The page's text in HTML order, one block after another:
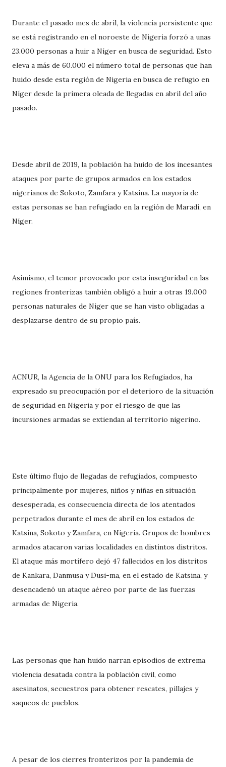
Durante el pasado mes de abril, la violencia persistente que
se está registrando en el noroeste de Nigeria forzó a unas
23.000 personas a huir a Níger en busca de seguridad. Esto
eleva a más de 60.000 el número total de personas que han
huido desde esta región de Nigeria en busca de refugio en
Níger desde la primera oleada de llegadas en abril del año
pasado.
Desde abril de 2019, la población ha huido de los incesantes
ataques por parte de grupos armados en los estados
nigerianos de Sokoto, Zamfara y Katsina. La mayoría de
estas personas se han refugiado en la región de Maradi, en
Níger.
Asimismo, el temor provocado por esta inseguridad en las
regiones fronterizas también obligó a huir a otras 19.000
personas naturales de Níger que se han visto obligadas a
desplazarse dentro de su propio país.
ACNUR, la Agencia de la ONU para los Refugiados, ha
expresado su preocupación por el deterioro de la situación
de seguridad en Nigeria y por el riesgo de que las
incursiones armadas se extiendan al territorio nigerino.
Este último flujo de llegadas de refugiados, compuesto
principalmente por mujeres, niños y niñas en situación
desesperada, es consecuencia directa de los atentados
perpetrados durante el mes de abril en los estados de
Katsina, Sokoto y Zamfara, en Nigeria. Grupos de hombres
armados atacaron varias localidades en distintos distritos.
El ataque más mortífero dejó 47 fallecidos en los distritos
de Kankara, Danmusa y Dusi-ma, en el estado de Katsina, y
desencadenó un ataque aéreo por parte de las fuerzas
armadas de Nigeria.
Las personas que han huido narran episodios de extrema
violencia desatada contra la población civil, como
asesinatos, secuestros para obtener rescates, pillajes y
saqueos de pueblos.
A pesar de los cierres fronterizos por la pandemia de